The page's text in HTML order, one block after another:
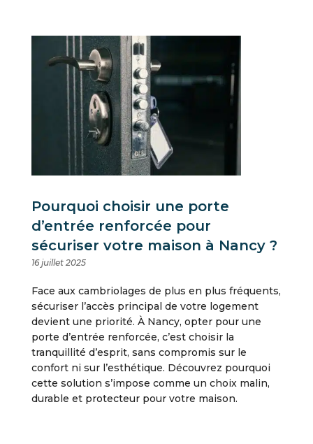
Pourquoi choisir une porte
d’entrée renforcée pour
sécuriser votre maison à Nancy ?
16 juillet 2025
Face aux cambriolages de plus en plus fréquents,
sécuriser l’accès principal de votre logement
devient une priorité. À Nancy, opter pour une
porte d’entrée renforcée, c’est choisir la
tranquillité d’esprit, sans compromis sur le
confort ni sur l’esthétique. Découvrez pourquoi
cette solution s’impose comme un choix malin,
durable et protecteur pour votre maison.